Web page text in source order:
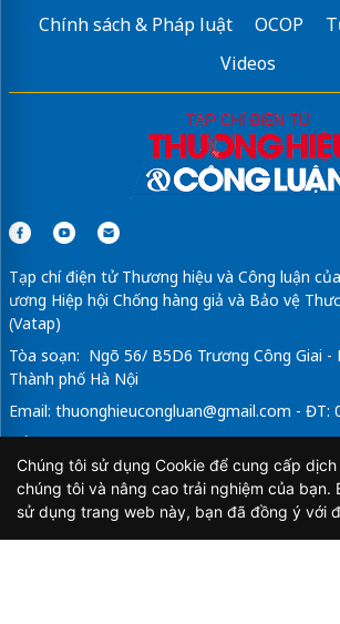
Mayđồng phục chuỗi nhà hàngTrung
Chính sách & Pháp luật
OCOP
Videos
Tạp chí điện tử Thương hiệu và Công luận
ương Hiệp hội Chống hàng giả và Bảo vệ
(Vatap)
Tòa soạn: Ngõ 56/ B5D6 Trương Công Giai -
Thành phố Hà Nội
Email: thuonghieucongluan@gmail.com - ĐT:
Tổng Biên Tập: Vũ Đức Thuận
Giấy phép hoạt động báo chí điện tử số 64/
Thông tin và Truyền thông cấp ngày 21/2/
Chúng tôi sử dụng Cookie để cung cấp dịch
chúng tôi và nâng cao trải nghiệm của bạn.
sử dụng trang web này, bạn đã đồng ý với